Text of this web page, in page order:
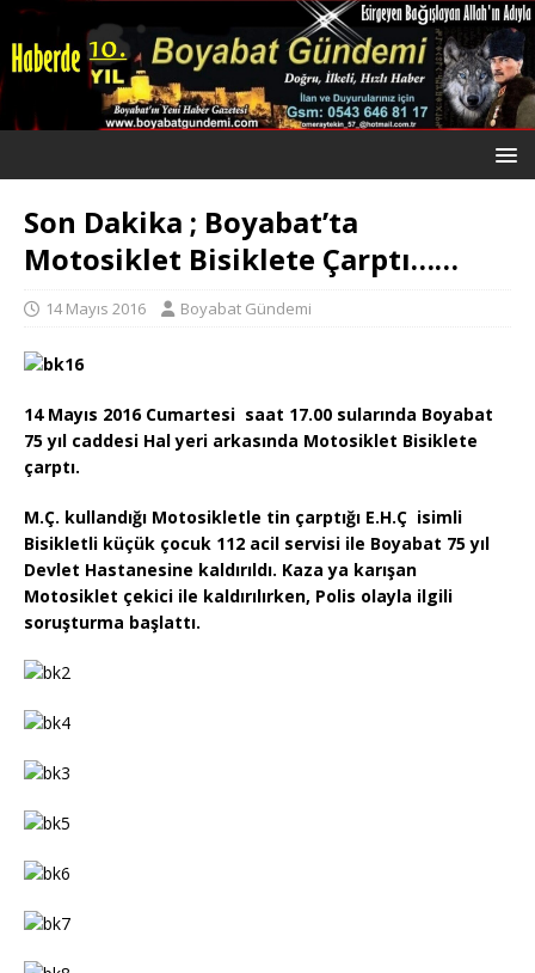
Son Dakika ; Boyabat’ta
Motosiklet Bisiklete Çarptı……
14 Mayıs 2016 Boyabat Gündemi
14 Mayıs 2016 Cumartesi saat 17.00 sularında Boyabat
75 yıl caddesi Hal yeri arkasında Motosiklet Bisiklete
çarptı.
M.Ç. kullandığı Motosikletle tin çarptığı E.H.Ç isimli
Bisikletli küçük çocuk 112 acil servisi ile Boyabat 75 yıl
Devlet Hastanesine kaldırıldı. Kaza ya karışan
Motosiklet çekici ile kaldırılırken, Polis olayla ilgili
soruşturma başlattı.